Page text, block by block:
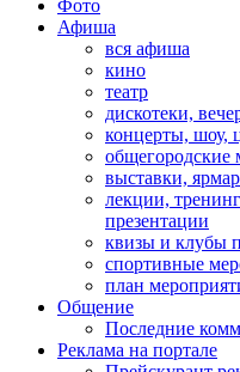
Фото
Афиша
вся афиша
кино
театр
дискотеки,
концерты, шоу,
общегородские
выставки,
лекции,
презентации
квизы и клубы
спортивные
план
Общение
Последние
Реклама на портале